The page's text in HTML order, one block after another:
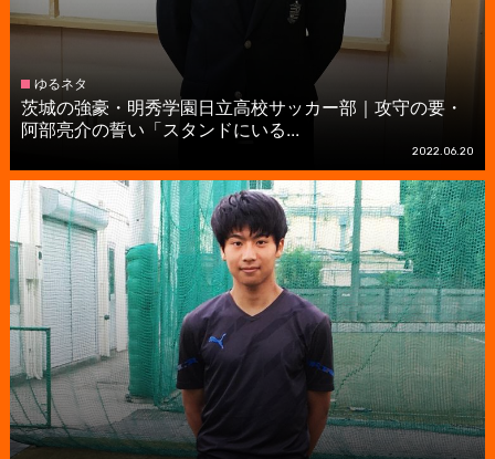
ゆるネタ
茨城の強豪・明秀学園日立高校サッカー部｜攻守の要・
阿部亮介の誓い「スタンドにいる...
2022.06.20